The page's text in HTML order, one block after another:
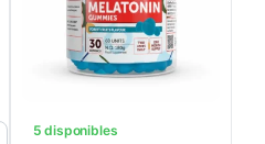
5 disponibles